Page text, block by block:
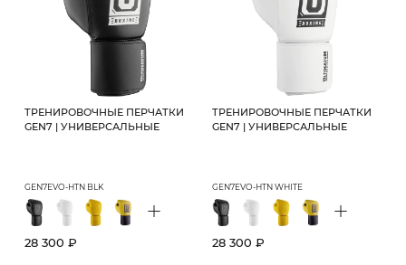
ТРЕНИРОВОЧНЫЕ ПЕРЧАТКИ
GEN7 | УНИВЕРСАЛЬНЫЕ
GEN7EVO-HTN BLK
+
28 300 ₽
ТРЕНИРОВОЧНЫЕ ПЕРЧАТКИ
GEN7 | УНИВЕРСАЛЬНЫЕ
GEN7EVO-HTN WHITE
+
28 300 ₽